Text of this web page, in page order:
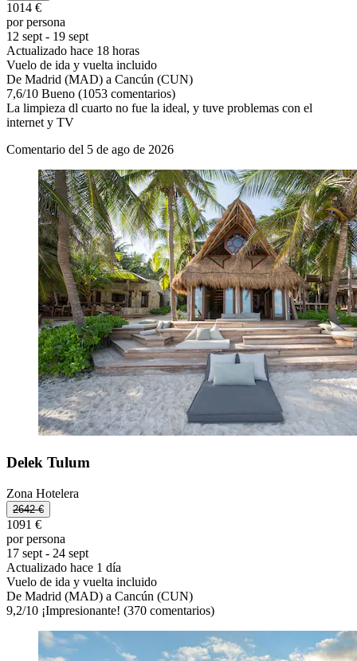
1014 €
por persona
12 sept - 19 sept
Actualizado hace 18 horas
Vuelo de ida y vuelta incluido
De Madrid (MAD) a Cancún (CUN)
7,6/10 Bueno (1053 comentarios)
La limpieza dl cuarto no fue la ideal, y tuve problemas con el
internet y TV
Comentario del 5 de ago de 2026
Delek Tulum
Zona Hotelera
2642 €
1091 €
por persona
17 sept - 24 sept
Actualizado hace 1 día
Vuelo de ida y vuelta incluido
De Madrid (MAD) a Cancún (CUN)
9,2/10 ¡Impresionante! (370 comentarios)